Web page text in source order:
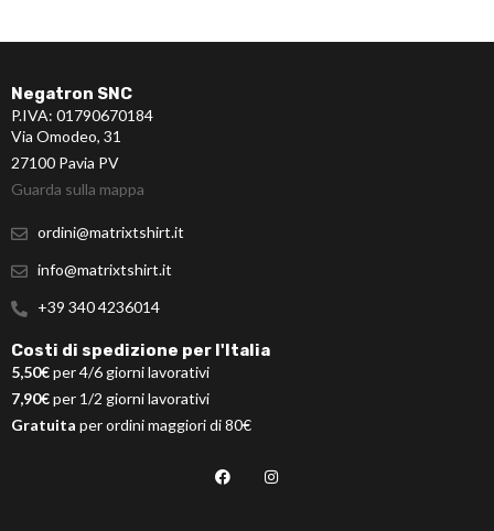
Negatron SNC
P.IVA: 01790670184
Via Omodeo, 31
27100 Pavia PV
Guarda sulla mappa
ordini@matrixtshirt.it
info@matrixtshirt.it
+39 340 4236014
Costi di spedizione per l'Italia
5,50€per 4/6 giorni lavorativi
7,90€per 1/2 giorni lavorativi
Gratuita per ordini maggiori di 80€